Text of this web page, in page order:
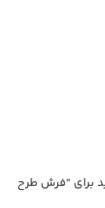
برای “فرش طرح